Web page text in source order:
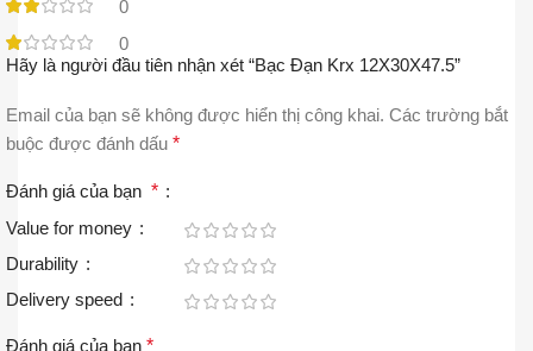
0
0
Hãy là người đầu tiên nhận xét “Bạc Đạn Krx 12X30X47.5”
Email của bạn sẽ không được hiển thị công khai. Các trường bắt
buộc được đánh dấu *
Đánh giá của bạn *
Value for money
Durability
Delivery speed
Đánh giá của bạn *